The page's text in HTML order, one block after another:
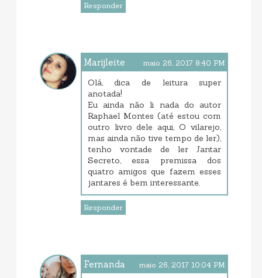
Responder
Marijleite maio 26, 2017 8:40 PM
Olá, dica de leitura super
anotada!
Eu ainda não li nada do autor
Raphael Montes (até estou com
outro livro dele aqui, O vilarejo,
mas ainda não tive tempo de ler),
tenho vontade de ler Jantar
Secreto, essa premissa dos
quatro amigos que fazem esses
jantares é bem interessante.
Responder
Fernanda maio 26, 2017 10:04 PM